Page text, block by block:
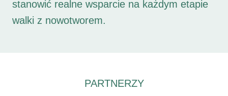
stanowić realne wsparcie na każdym etapie
walki z nowotworem.
PARTNERZY